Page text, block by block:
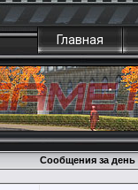
Главная
Сообщения за день